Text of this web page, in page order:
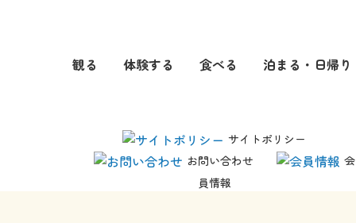
観る 体験する 食べる 泊まる・日帰り
サイトポリシー
お問い合わせ
会
員情報